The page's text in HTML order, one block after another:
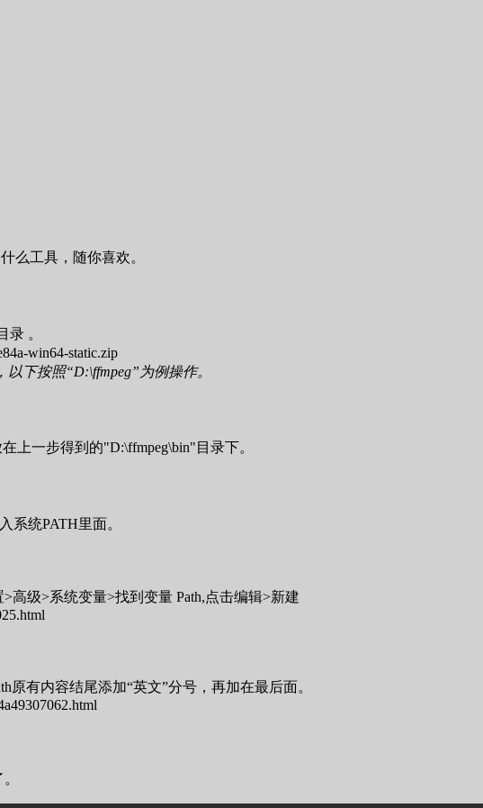
么工具，随你喜欢。
录 。
win64-static.zip
下按照“D:\ffmpeg”为例操作。
在上一步得到的"D:\ffmpeg\bin"目录下。
系统PATH里面。
高级>系统变量>找到变量 Path,点击编辑>新建
原有内容结尾添加“英文”分号，再加在最后面。